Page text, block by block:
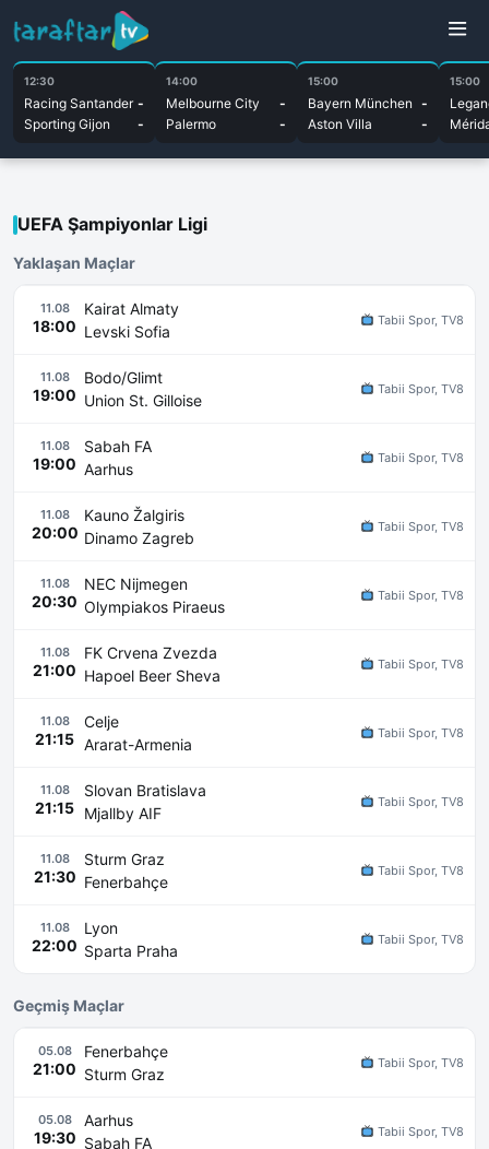
12:30
Racing Santander -
Sporting Gijon
-
14:00
Melbourne City
-
Palermo
-
15:00
Bayern München -
Aston Villa
-
15:00
UEFA Şampiyonlar Ligi
Yaklaşan Maçlar
11.08
18:00
Kairat Almaty
Levski Sofia
Tabii Spor, TV8
11.08
19:00
Bodo/Glimt
Union St. Gilloise
Tabii Spor, TV8
11.08
19:00
Sabah FA
Aarhus
Tabii Spor, TV8
11.08
20:00
Kauno Žalgiris
Dinamo Zagreb
Tabii Spor, TV8
11.08
20:30
NEC Nijmegen
Olympiakos Piraeus
Tabii Spor, TV8
11.08
21:00
FK Crvena Zvezda
Hapoel Beer Sheva
Tabii Spor, TV8
11.08
21:15
Celje
Ararat-Armenia
Tabii Spor, TV8
11.08
21:15
Slovan Bratislava
Mjallby AIF
Tabii Spor, TV8
11.08
21:30
Sturm Graz
Fenerbahçe
Tabii Spor, TV8
11.08
22:00
Lyon
Sparta Praha
Tabii Spor, TV8
Geçmiş Maçlar
05.08
21:00
Fenerbahçe
Sturm Graz
Tabii Spor, TV8
05.08
19:30
Aarhus
Sabah FA
Tabii Spor, TV8